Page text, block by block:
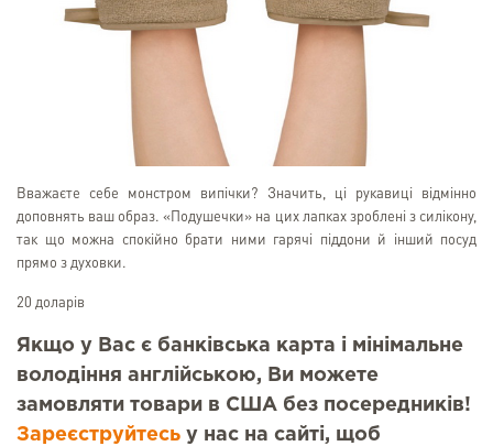
Вважаєте себе монстром випічки? Значить, ці рукавиці відмінно
доповнять ваш образ. «Подушечки» на цих лапках зроблені з силікону,
так що можна спокійно брати ними гарячі піддони й інший посуд
прямо з духовки.
20 доларів
Якщо у Вас є банківська карта і мінімальне
володіння англійською, Ви можете
замовляти товари в США без посередників!
Зареєструйтесь у нас на сайті, щоб